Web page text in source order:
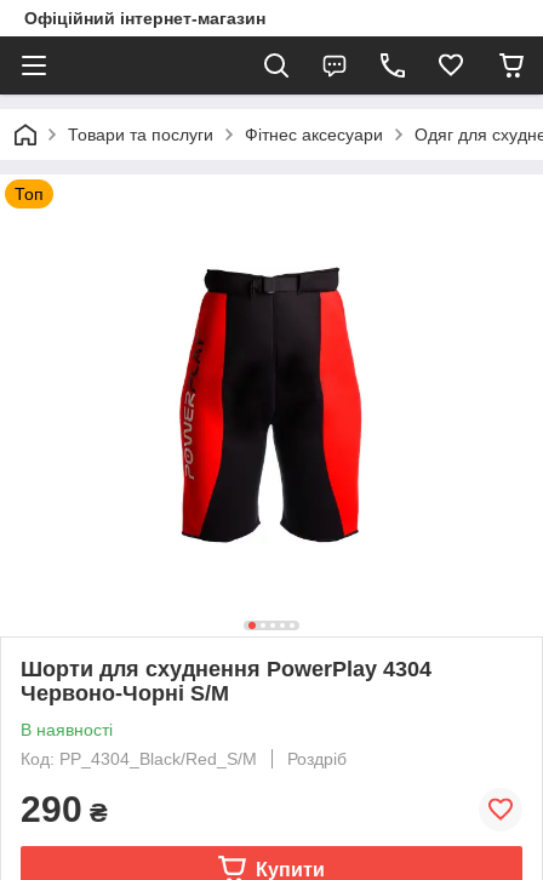
Офіційний інтернет-магазин
Товари та послуги Фітнес аксесуари Одяг для
Топ
Шорти для схуднення PowerPlay 4304
Червоно-Чорні S/M
В наявності
Код: PP_4304_Black/Red_S/M
Роздріб
290 ₴
Купити